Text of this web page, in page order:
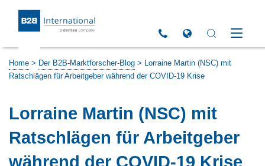
Click to call us
Home > Der B2B-Marktforscher-Blog > Lorraine Martin (NSC) mit
Ratschlägen für Arbeitgeber während der COVID-19 Krise
Lorraine Martin (NSC) mit
Ratschlägen für Arbeitgeber
während der COVID-19 Krise